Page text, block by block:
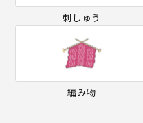
刺しゅう
編み物